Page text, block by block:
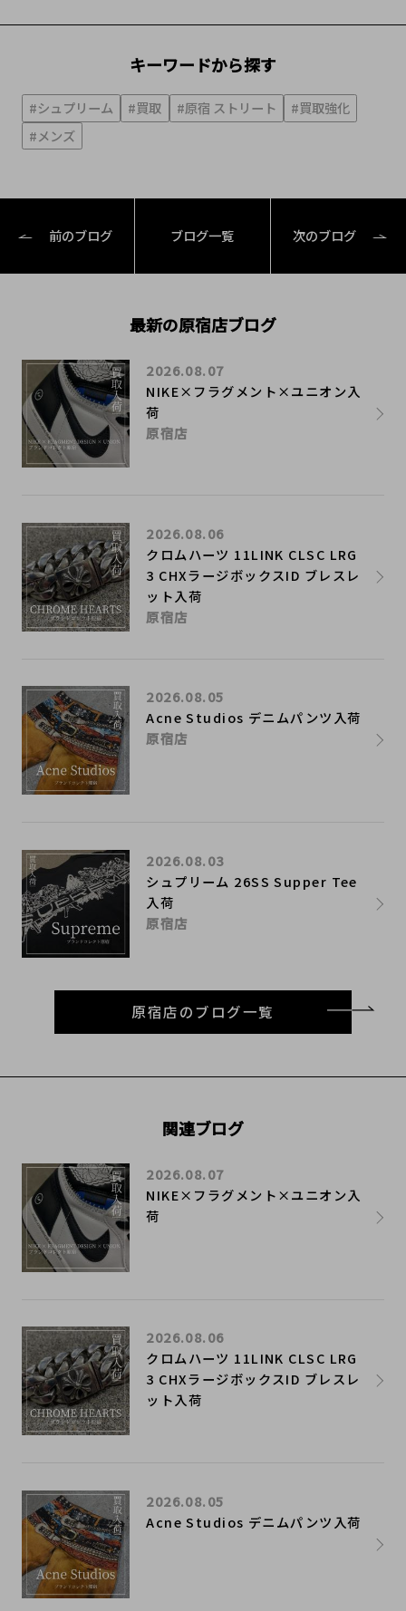
キーワードから探す
#シュプリーム #買取 #原宿 ストリート
#買取強化
#メンズ
前のブログ ブログ一覧 次のブログ
最新の原宿店ブログ
NIKE×フラグメント×ユニオン入
荷
2026.08.07
原宿店
クロムハーツ 11LINK CLSC LRG
3 CHXラージボックスID ブレスレ
ット入荷
2026.08.06
原宿店
Acne Studios デニムパンツ入荷
2026.08.05
原宿店
シュプリーム 26SS Supper Tee
入荷
2026.08.03
原宿店
原宿店のブログ一覧
関連ブログ
NIKE×フラグメント×ユニオン入
荷
2026.08.07
クロムハーツ 11LINK CLSC LRG
3 CHXラージボックスID ブレスレ
ット入荷
2026.08.06
Acne Studios デニムパンツ入荷
2026.08.05